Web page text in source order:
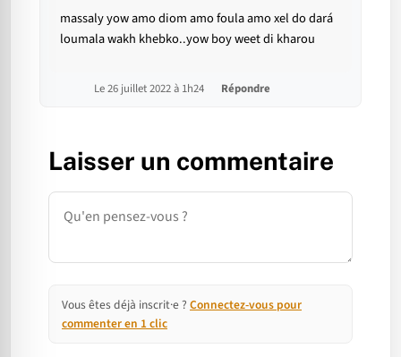
massaly yow amo diom amo foula amo xel do dará
loumala wakh khebko..yow boy weet di kharou
Le 26 juillet 2022 à 1h24 Répondre
Laisser un commentaire
Commentaire
Vous êtes déjà inscrit·e ? Connectez-vous pour
commenter en 1 clic